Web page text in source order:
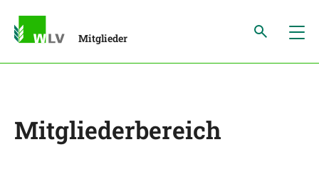
Mitglieder
Mitgliederbereich